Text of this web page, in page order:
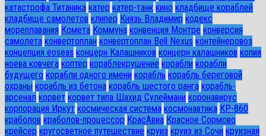
катастрофа Титаника катер катер-танк кино кладбище кораблей
кладбище самолетов клипер Князь Владимир кодекс
мореплавания Комета Коммуна конвенция Монтре конверсия
самолета конвертоплан конвертоплан Bell Nexus контейнеровоз
концепция eoseas концерн Калашников концерн калашников копия
ноева ковчега коптер кораблекрушение корабли корабли
будущего корабли одного имени корабль корабль береговой
охраны корабль из бетона корабль шестого ранга корабль-
арсенал корвет корвет типа Шахид Сулеймани коронавирус
корпорация Иркут космическая система космонавтика КР-860
краболов краболов-процессор КрасАвиа Красное Сормово
крейсер кругосветное путешествие круиз круиз из Сочи круизная